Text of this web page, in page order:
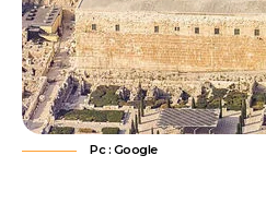
Pc : Google